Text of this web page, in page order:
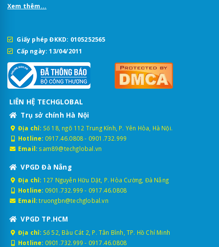
Xem thêm...
Giấy phép ĐKKD: 0105252565
Cấp ngày: 13/04/2011
LIÊN HỆ TECHGLOBAL
Trụ sở chính Hà Nội
Địa chỉ: Số 18, ngõ 112 Trung Kính, P. Yên Hòa, Hà Nội.
Hotline: 0917.46.0808- 0901.732.999
Email: sam89@techglobal.vn
VPGD Đà Nẵng
Địa chỉ: 127 Nguyễn Hữu Dật, P. Hòa Cường, Đà Nẵng
Hotline: 0901.732.999 - 0917.46.0808
Email: truongbn@techglobal.vn
VPGD TP.HCM
Địa chỉ: Số 52, Bàu Cát 2, P. Tân Bình, TP. Hồ Chí Minh
Hotline: 0901.732.999 - 0917.46.0808